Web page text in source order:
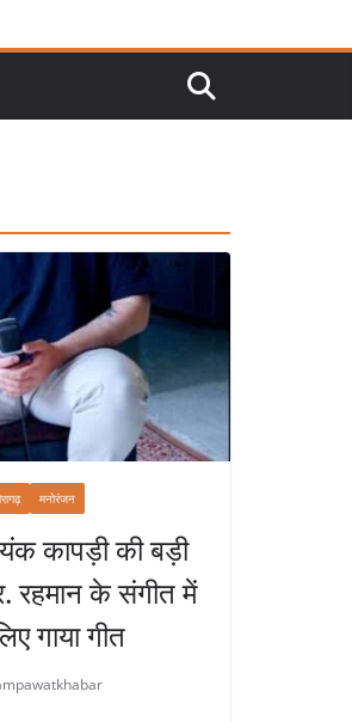
मनोरंजन
कापड़ी की बड़ी
रहमान के संगीत में
गाया गीत